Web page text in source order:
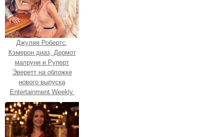
Джулия Робертс,
Кэмерон диаз, Дермот
малруни и Руперт
Эверетт на обложке
нового выпуска
Entertainment Weekly.